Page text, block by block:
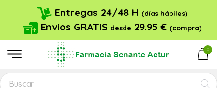
Entregas 24/48 H (días hábiles)
Envios GRATIS desde 29.95 € (compra)
0